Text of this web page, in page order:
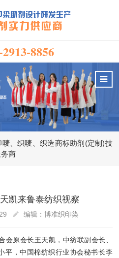
8856
、织唛、织造商标助剂(定制)技
商
凯来鲁泰纺织视察
29 编辑：博准织印染
会原会长王天凯，中纺联副会长、
平，中国棉纺织行业协会秘书长李